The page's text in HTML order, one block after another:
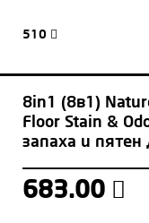
510
8in1 (8в1)
Floor Stain &
запаха и пятен
683.00